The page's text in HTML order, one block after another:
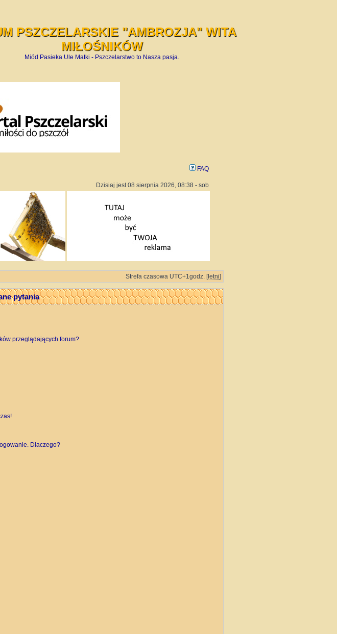
PSZCZELARSKIE "AMBROZJA" WITA
MIŁOŚNIKÓW
Miód Pasieka Ule Matki - Pszczelarstwo to Nasza pasja.
FAQ
Dzisiaj jest 08 sierpnia 2026, 08:38 - sob
Strefa czasowa UTC+1godz. [letni]
pytania
przeglądających forum?
Dlaczego?